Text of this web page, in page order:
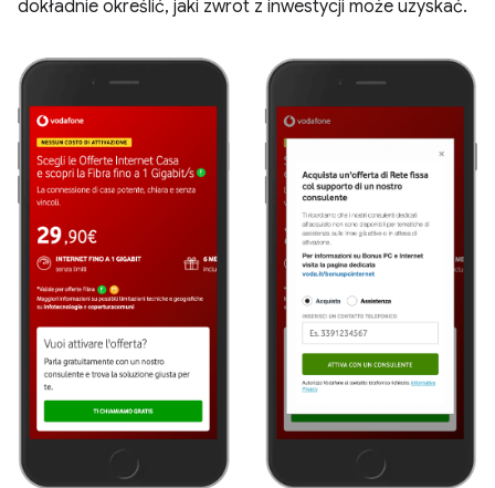
dokładnie określić, jaki zwrot z inwestycji może uzyskać.